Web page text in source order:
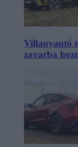
Villanyautó
zavarba